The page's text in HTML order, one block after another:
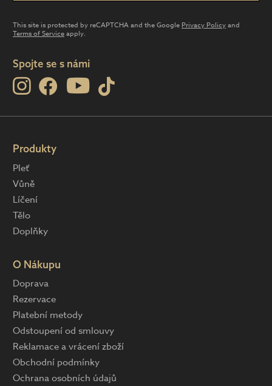
This site is protected by reCAPTCHA and the Google Privacy Policyand
Terms of Serviceapply.
Spojte se s námi
Produkty
Pleť
Vůně
Líčení
Tělo
Doplňky
O Nákupu
Doprava
Rezervace
Platební metody
Odstoupení od smlouvy
Reklamace a vrácení zboží
Obchodní podmínky
Ochrana osobních údajů